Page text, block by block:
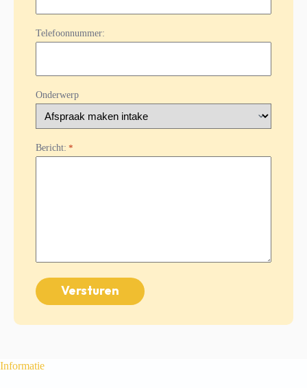
Telefoonnummer:
Onderwerp
Bericht: *
Informatie